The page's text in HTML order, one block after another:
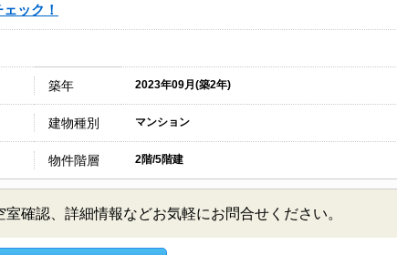
ック！
築年 2023年09月(築2年)
建物種別 マンション
物件階層 2階/5階建
確認、詳細情報などお気軽にお問合せください。